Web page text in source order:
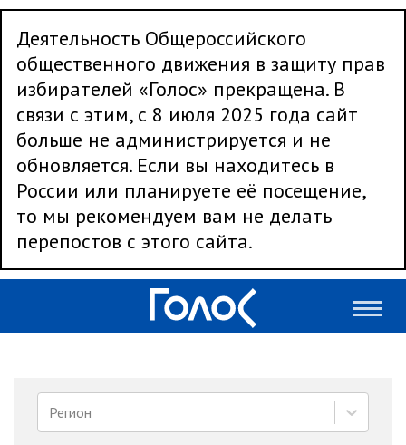
Деятельность Общероссийского
общественного движения в защиту прав
избирателей «Голос» прекращена. В
связи с этим, с 8 июля 2025 года сайт
больше не администрируется и не
обновляется. Если вы находитесь в
России или планируете её посещение,
то мы рекомендуем вам не делать
перепостов с этого сайта.
Регион